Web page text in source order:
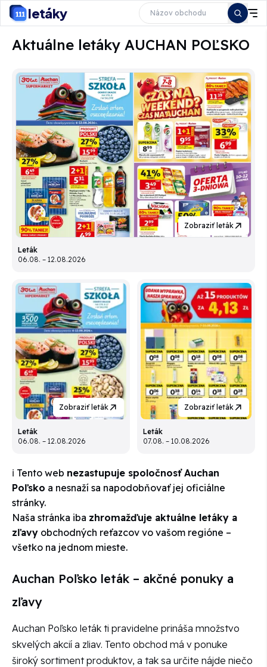
letáky
Aktuálne letáky AUCHAN POĽSKO
Zobraziť leták
Leták
06.08. – 12.08.2026
Zobraziť leták
Leták
06.08. – 12.08.2026
Zobraziť leták
Leták
07.08. – 10.08.2026
ℹ️ Tento web nezastupuje spoločnosť Auchan
Poľsko a nesnaží sa napodobňovať jej oficiálne
stránky.
Naša stránka iba zhromažďuje aktuálne letáky a
zľavy obchodných reťazcov vo vašom regióne –
všetko na jednom mieste.
Auchan Poľsko leták – akčné ponuky a
zľavy
Auchan Poľsko leták ti pravidelne prináša množstvo
skvelých akcií a zliav. Tento obchod má v ponuke
široký sortiment produktov, a tak sa určite nájde niečo